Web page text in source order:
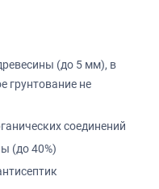
(до 5 мм), в
грунтование не
соединений
(до 40%)